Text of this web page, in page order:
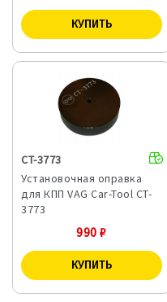
CT-3773
Установочная оправка
для КПП VAG Car-Tool CT-
3773
990₽